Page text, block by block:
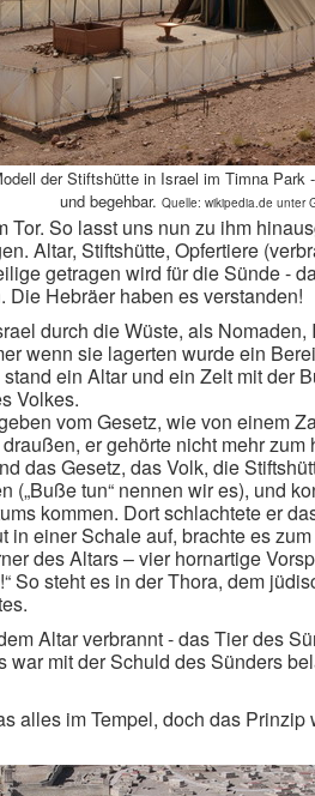
der Stiftshütte in Israel im Timna Park
und begehbar. Quelle: wikipedia.de unter
Tor. So lasst uns nun zu ihm
Altar, Stiftshütte, Opfertiere
getragen wird für die Sünde -
Die Hebräer haben es verstanden!
durch die Wüste, als
wenn sie lagerten wurde ein
ein Altar und ein Zelt mit der
Volkes.
vom Gesetz, wie von einem
er gehörte nicht mehr
das Gesetz, das Volk, die
(„Buße tun“ nennen wir es), und
kommen. Dort schlachtete er
in einer Schale auf, brachte es
des Altars – vier hornartige
So steht es in der Thora, dem
Altar verbrannt - das Tier des
war mit der Schuld des Sünders
alles im Tempel, doch das